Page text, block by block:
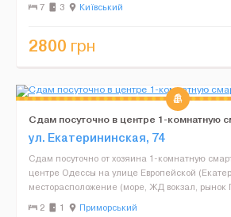
7 3 Київський
2800 грн
Сдам посуточно в центре 1-комнатную
хозяина
ул. Екатерининская, 74
Сдам посуточно от хозяина 1-комнатную
центре Одессы на улице Европейской
месторасположение (море, ЖД вокзал, рынок
центр города - в шаговой доступности). Сост...
2 1 Приморський